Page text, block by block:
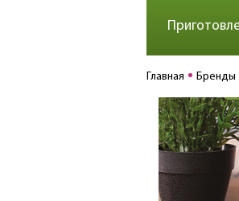
Главная Бренды